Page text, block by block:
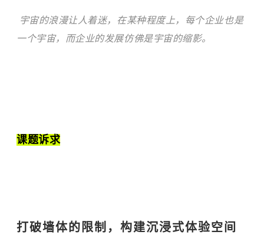
宇宙的浪漫让人着迷，在某种程度上，每个企业也是
一个宇宙，而企业的发展仿佛是宇宙的缩影。
课题诉求
打破墙体的限制，构建沉浸式体验空间